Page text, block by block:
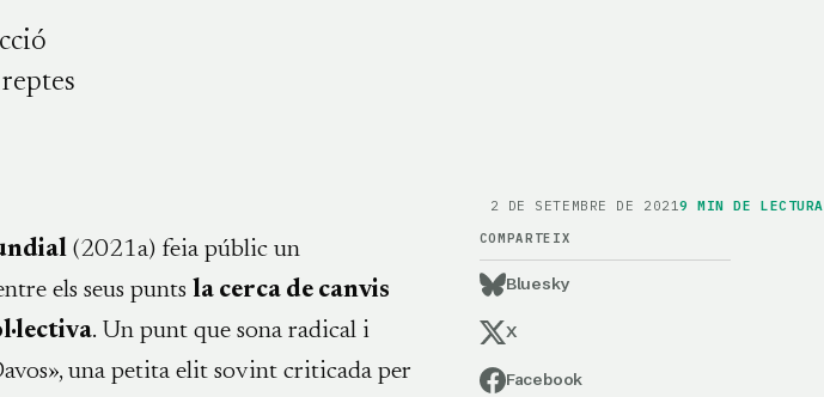
2 DE SETEMBRE DE 20219 MIN DE LECTURA
(2021a) feia públic un
els seus punts la cerca de canvis
. Un punt que sona radical i
una petita elit sovint criticada per
COMPARTEIX
Bluesky
X
Facebook